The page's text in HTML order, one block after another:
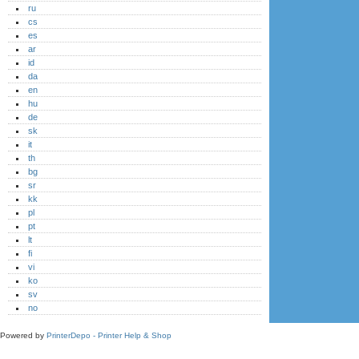
ru
cs
es
ar
id
da
en
hu
de
sk
it
th
bg
sr
kk
pl
pt
lt
fi
vi
ko
sv
no
Powered by PrinterDepo - Printer Help & Shop